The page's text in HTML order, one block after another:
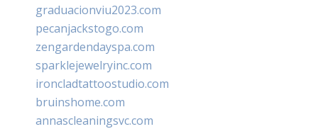
graduacionviu2023.com
pecanjackstogo.com
zengardendayspa.com
sparklejewelryinc.com
ironcladtattoostudio.com
bruinshome.com
annascleaningsvc.com